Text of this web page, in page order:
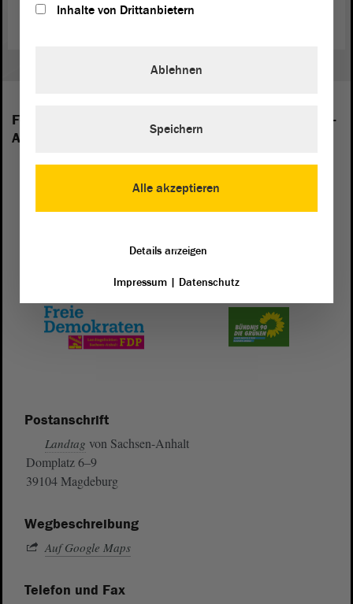
Folgende Fraktionen sind im Landtag von Sachsen-
Anhalt vertreten:
Postanschrift
Landtag von Sachsen-Anhalt
Domplatz 6–9
39104 Magdeburg
Wegbeschreibung
Auf Google Maps
Telefon und Fax
Inhalte von Drittanbietern
Alle akzeptieren
Ablehnen
Speichern
Details anzeigen
Impressum| Datenschutz